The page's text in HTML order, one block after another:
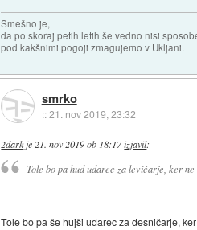
Smešno je,
da po skoraj petih letih še vedno nisi
pod kakšnimi pogoji zmagujemo v Ukljani.
smrko
::21. nov 2019, 23:32
2darkje21. nov 2019 ob 18:17izjavil:
Tole bo pa hud udarec za levičarje, ker
Tole bo pa še hujši udarec za desničarje,